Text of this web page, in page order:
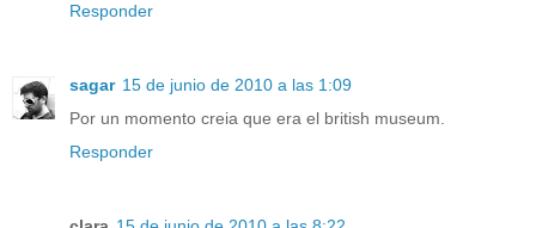
Responder
sagar 15 de junio de 2010 a las 1:09
Por un momento creia que era el british museum.
Responder